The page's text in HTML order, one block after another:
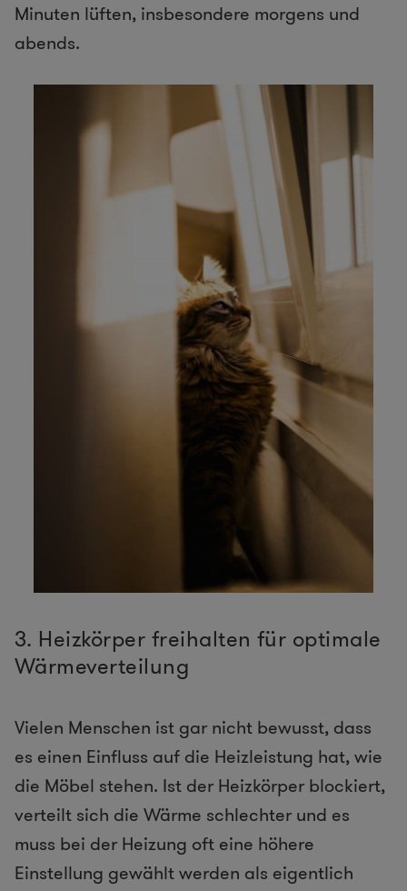
Minuten lüften, insbesondere morgens und
abends.
3. Heizkörper freihalten für optimale
Wärmeverteilung
Vielen Menschen ist gar nicht bewusst, dass
es einen Einfluss auf die Heizleistung hat, wie
die Möbel stehen. Ist der Heizkörper blockiert,
verteilt sich die Wärme schlechter und es
muss bei der Heizung oft eine höhere
Einstellung gewählt werden als eigentlich